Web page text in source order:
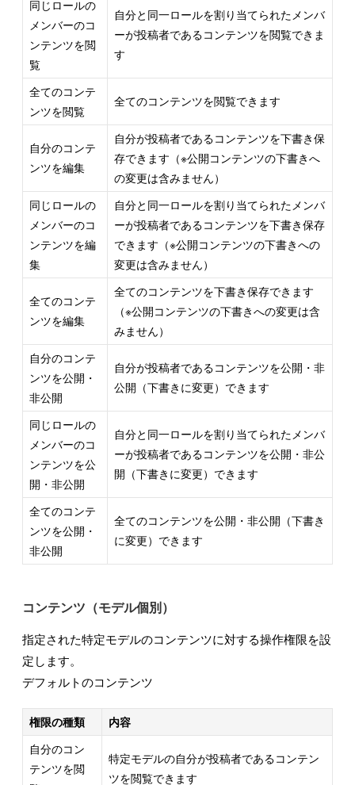
同じロールの
メンバーのコ
ンテンツを閲
覧
自分と同一ロールを割り当てられたメンバ
ーが投稿者であるコンテンツを閲覧できま
す
全てのコンテ
ンツを閲覧
全てのコンテンツを閲覧できます
自分のコンテ
ンツを編集
自分が投稿者であるコンテンツを下書き保
存できます（※公開コンテンツの下書きへ
の変更は含みません）
同じロールの
メンバーのコ
ンテンツを編
集
自分と同一ロールを割り当てられたメンバ
ーが投稿者であるコンテンツを下書き保存
できます（※公開コンテンツの下書きへの
変更は含みません）
全てのコンテ
ンツを編集
全てのコンテンツを下書き保存できます
（※公開コンテンツの下書きへの変更は含
みません）
自分のコンテ
ンツを公開・
非公開
自分が投稿者であるコンテンツを公開・非
公開（下書きに変更）できます
同じロールの
メンバーのコ
ンテンツを公
開・非公開
自分と同一ロールを割り当てられたメンバ
ーが投稿者であるコンテンツを公開・非公
開（下書きに変更）できます
全てのコンテ
ンツを公開・
非公開
全てのコンテンツを公開・非公開（下書き
に変更）できます
コンテンツ（モデル個別）
指定された特定モデルのコンテンツに対する操作権限を設
定します。
デフォルトのコンテンツ
権限の種類
内容
自分のコン
テンツを閲
特定モデルの自分が投稿者であるコンテン
ツを閲覧できます